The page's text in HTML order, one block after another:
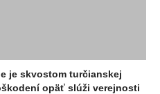
je skvostom turčianskej
opäť slúži verejnosti